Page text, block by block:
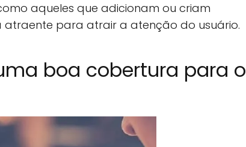
aqueles que adicionam ou criam
atraente para atrair a atenção do usuário.
boa cobertura para o